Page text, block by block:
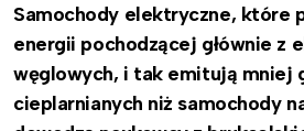
Samochody elektryczne, które
energii pochodzącej głównie z
węglowych, i tak emitują mniej
cieplarnianych niż samochody